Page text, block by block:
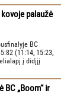
palaužė
BC
(11:14, 15:23,
į didįjį
BC „Boom“ ir